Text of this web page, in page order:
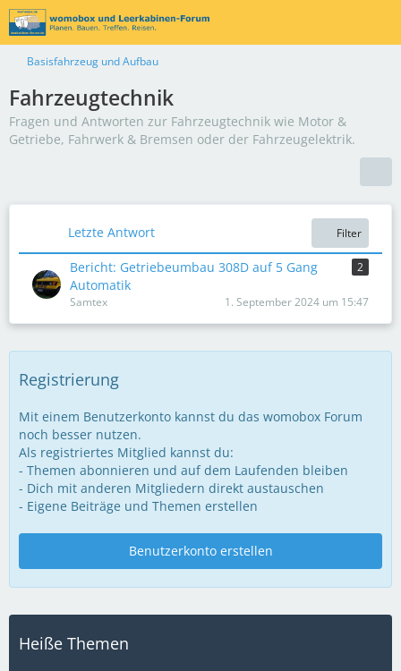
Basisfahrzeug und Aufbau
Fahrzeugtechnik
Fragen und Antworten zur Fahrzeugtechnik wie Motor &
Getriebe, Fahrwerk & Bremsen oder der Fahrzeugelektrik.
Letzte Antwort Filter
Bericht: Getriebeumbau 308D auf 5 Gang
Automatik
2
Samtex 1. September 2024 um 15:47
Registrierung
Mit einem Benutzerkonto kannst du das womobox Forum
noch besser nutzen.
Als registriertes Mitglied kannst du:
- Themen abonnieren und auf dem Laufenden bleiben
- Dich mit anderen Mitgliedern direkt austauschen
- Eigene Beiträge und Themen erstellen
Benutzerkonto erstellen
Heiße Themen